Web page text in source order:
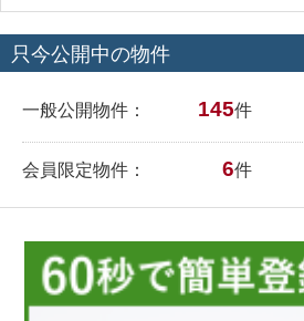
只今公開中の物件
一般公開物件： 145件
会員限定物件： 6件